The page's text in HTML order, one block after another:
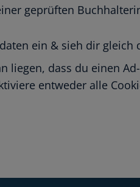
geprüften
ein & sieh dir gleich
liegen, dass du einen
entweder alle